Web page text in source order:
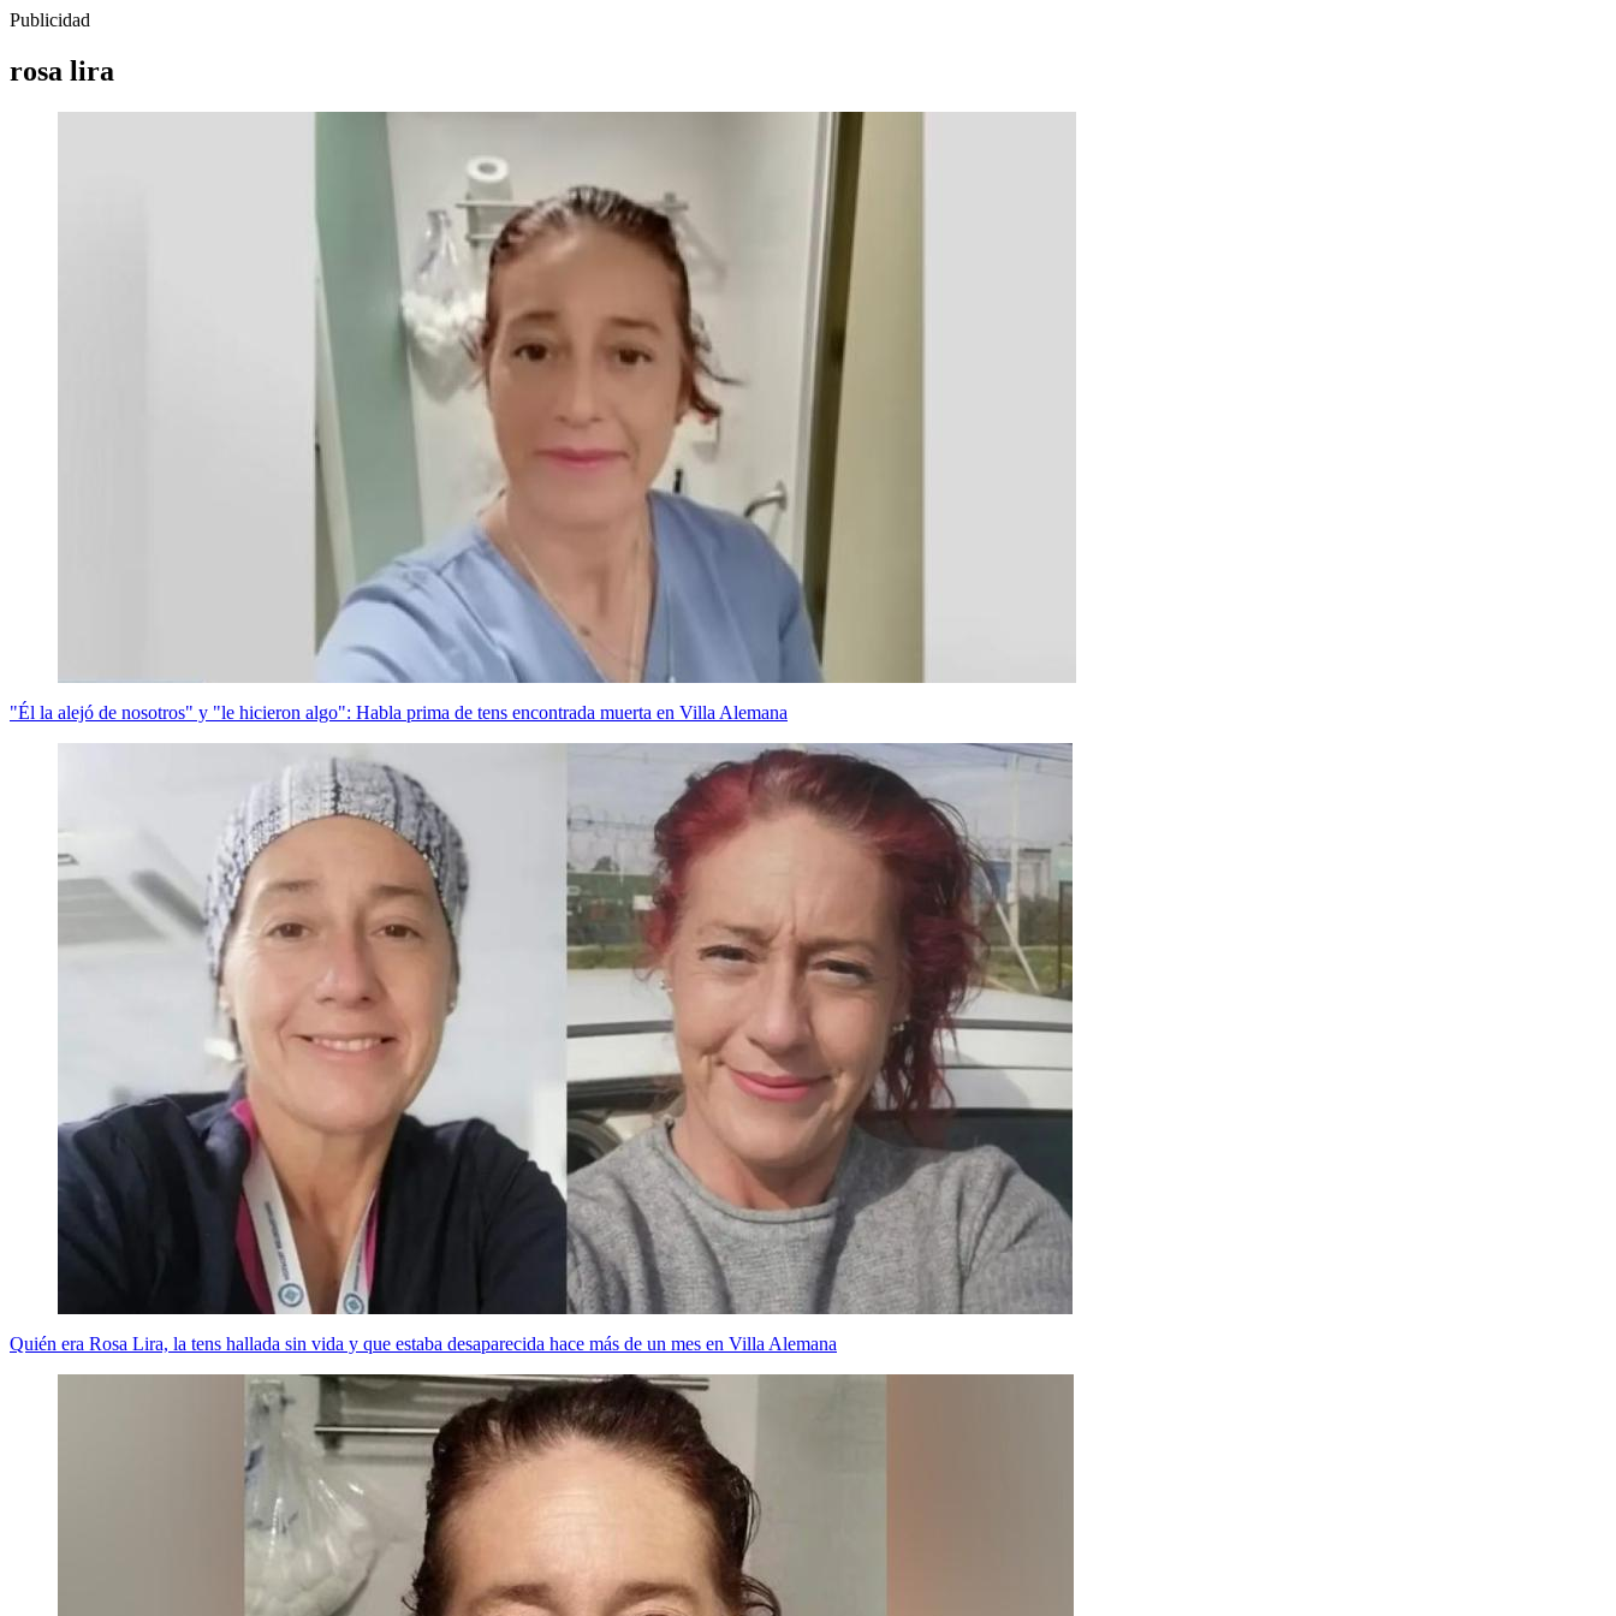
Publicidad
rosa lira
"Él la alejó de nosotros" y "le hicieron algo": Habla prima de tens encontrada muerta en Villa Alemana
Quién era Rosa Lira, la tens hallada sin vida y que estaba desaparecida hace más de un mes en Villa Alemana